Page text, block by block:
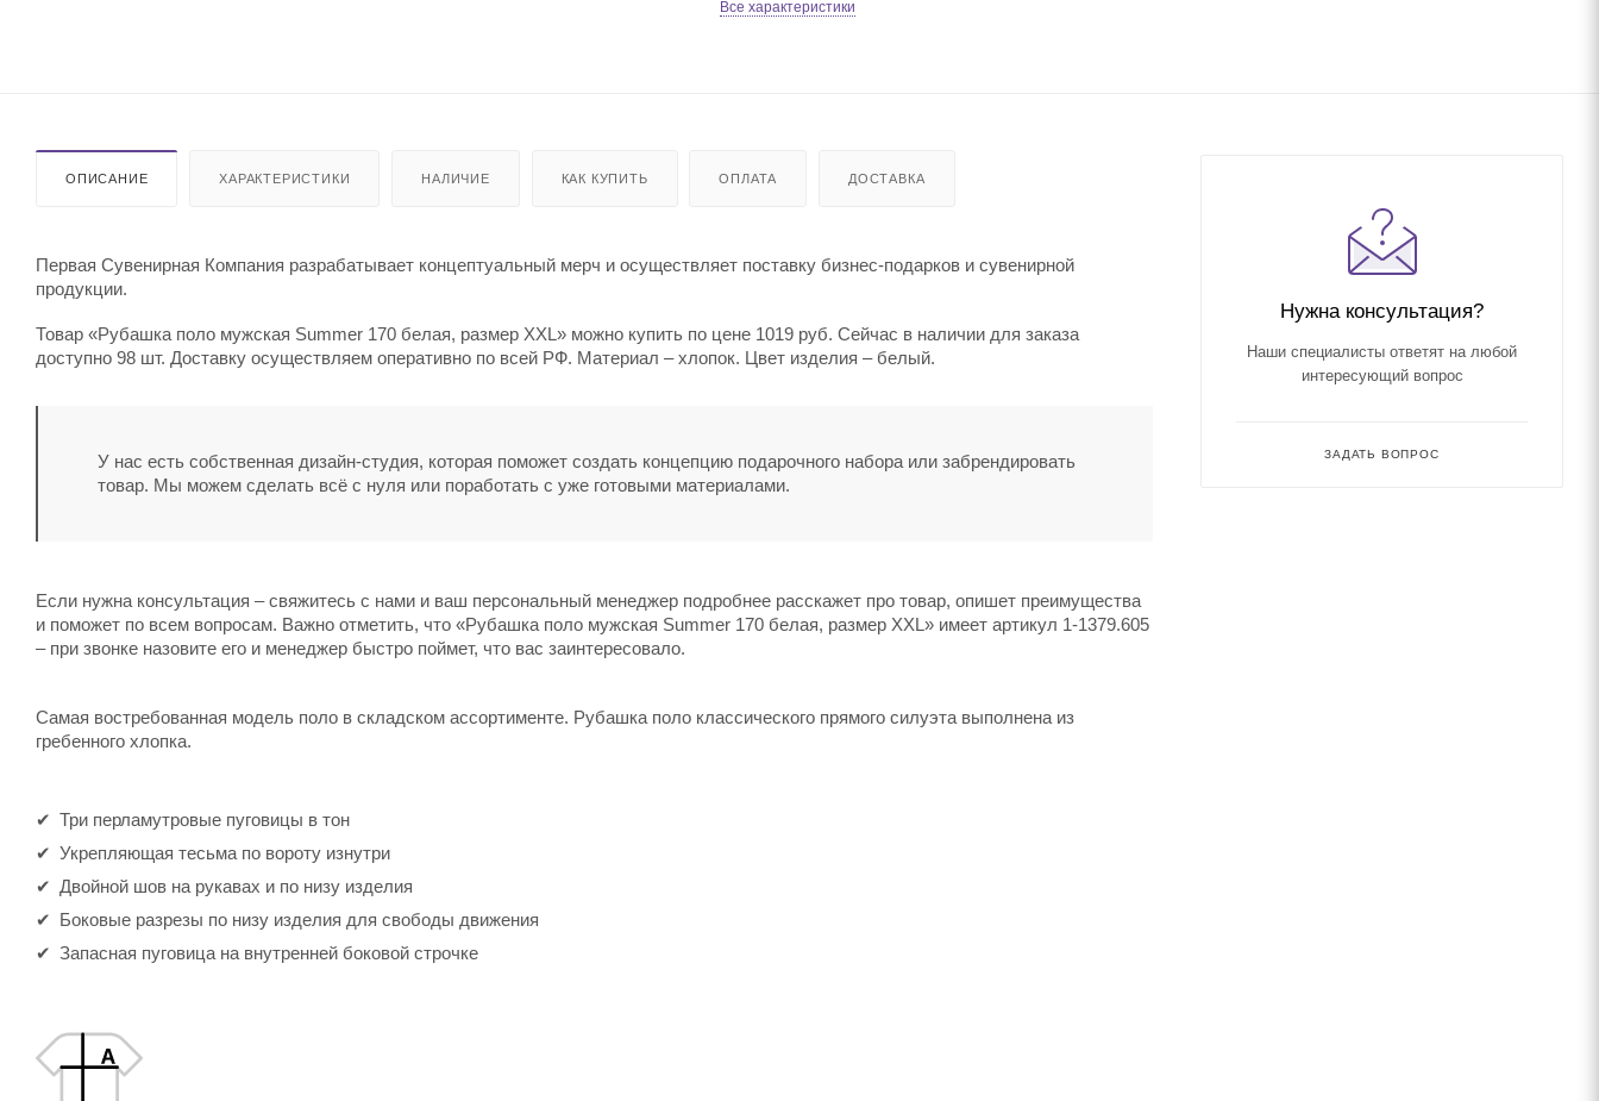
Все характеристики
ОПИСАНИЕ ХАРАКТЕРИСТИКИ НАЛИЧИЕ КАК КУПИТЬ ОПЛАТА ДОСТАВКА
Первая Сувенирная Компания разрабатывает концептуальный мерч и осуществляет поставку бизнес-подарков и сувенирной
продукции.
Товар «Рубашка поло мужская Summer 170 белая, размер XXL» можно купить по цене 1019 руб. Сейчас в наличии для заказа
доступно 98 шт. Доставку осуществляем оперативно по всей РФ. Материал – хлопок. Цвет изделия – белый.
У нас есть собственная дизайн-студия, которая поможет создать концепцию подарочного набора или забрендировать
товар. Мы можем сделать всё с нуля или поработать с уже готовыми материалами.
Если нужна консультация – свяжитесь с нами и ваш персональный менеджер подробнее расскажет про товар, опишет преимущества
и поможет по всем вопросам. Важно отметить, что «Рубашка поло мужская Summer 170 белая, размер XXL» имеет артикул 1-1379.605
– при звонке назовите его и менеджер быстро поймет, что вас заинтересовало.
Самая востребованная модель поло в складском ассортименте. Рубашка поло классического прямого силуэта выполнена из
гребенного хлопка.
Три перламутровые пуговицы в тон
Укрепляющая тесьма по вороту изнутри
Двойной шов на рукавах и по низу изделия
Боковые разрезы по низу изделия для свободы движения
Запасная пуговица на внутренней боковой строчке
Нужна консультация?
Наши специалисты ответят на любой
интересующий вопрос
ЗАДАТЬ ВОПРОС